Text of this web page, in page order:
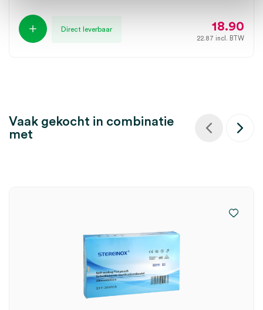
Direct leverbaar 18.90
22.87 incl. BTW
Vaak gekocht in combinatie
met